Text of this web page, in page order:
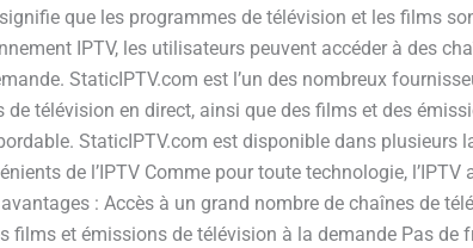
que les programmes de télévision et les films
IPTV, les utilisateurs peuvent accéder à des
StaticIPTV.com est l’un des nombreux
télévision en direct, ainsi que des films et des
StaticIPTV.com est disponible dans plusieurs
de l’IPTV Comme pour toute technologie,
: Accès à un grand nombre de chaînes de
et émissions de télévision à la demande Pas de